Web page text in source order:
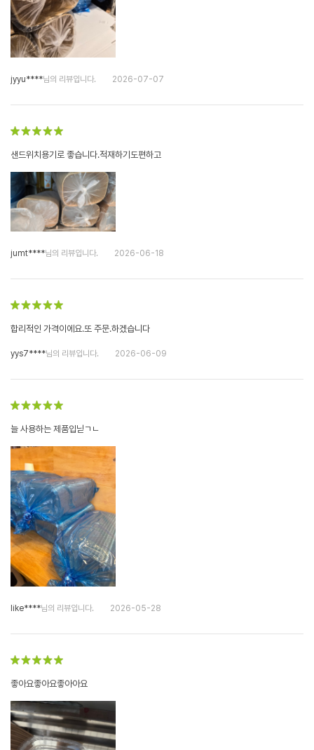
jyyu****님의 리뷰입니다. 2026-07-07
샌드위치용기로 좋습니다.적재하기도편하고
jumt****님의 리뷰입니다. 2026-06-18
합리적인 가격이에요.또 주문.하겠습니다
yys7****님의 리뷰입니다. 2026-06-09
늘 사용하는 제품입닏ㄱㄴ
like****님의 리뷰입니다. 2026-05-28
좋아요좋아요좋아아요